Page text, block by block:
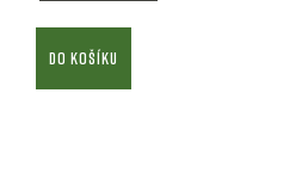
DO KOŠÍKU